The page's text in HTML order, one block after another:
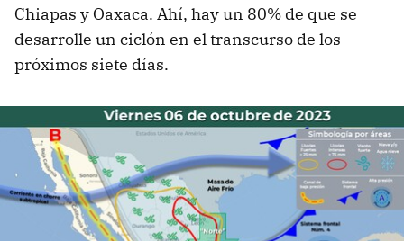
Chiapas y Oaxaca. Ahí, hay un 80% de que se
desarrolle un ciclón en el transcurso de los
próximos siete días.